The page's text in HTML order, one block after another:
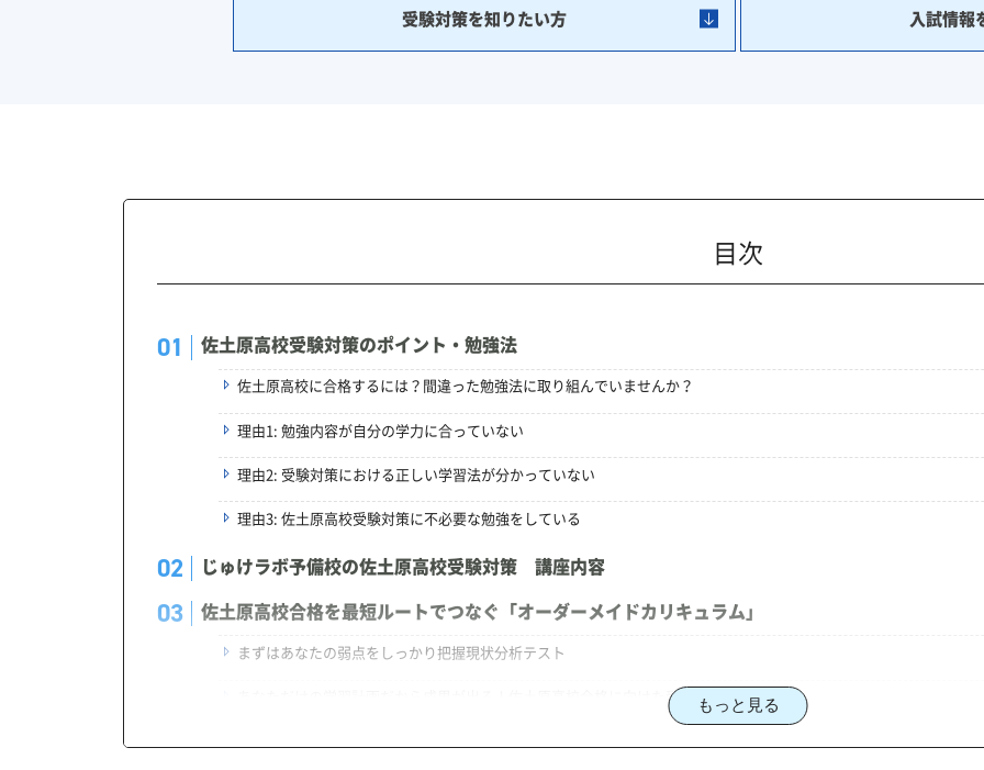
受験対策を知りたい方 入試情報
目次
佐土原高校受験対策のポイント・勉強法
佐土原高校に合格するには？間違った勉強法に取り組んでいませんか？
理由1: 勉強内容が自分の学力に合っていない
理由2: 受験対策における正しい学習法が分かっていない
理由3: 佐土原高校受験対策に不必要な勉強をしている
じゅけラボ予備校の佐土原高校受験対策 講座内容
佐土原高校合格を最短ルートでつなぐ「オーダーメイドカリキュラム」
まずはあなたの弱点をしっかり把握現状分析テスト
あなただけの学習計画だから成果が出る！佐土原高校合格に向けた受験対策カリキュラム
もっと見る